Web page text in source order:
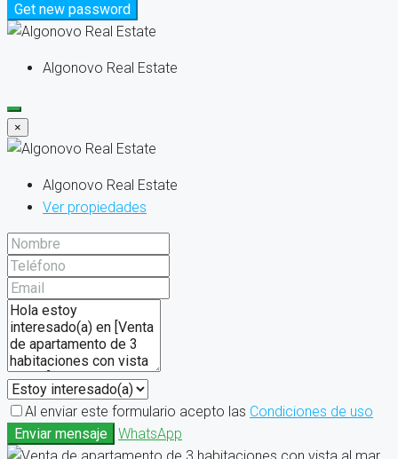
Get new password
Algonovo Real Estate
×
Algonovo Real Estate
Ver propiedades
Al enviar este formulario acepto las Condiciones de uso
Enviar mensaje
WhatsApp